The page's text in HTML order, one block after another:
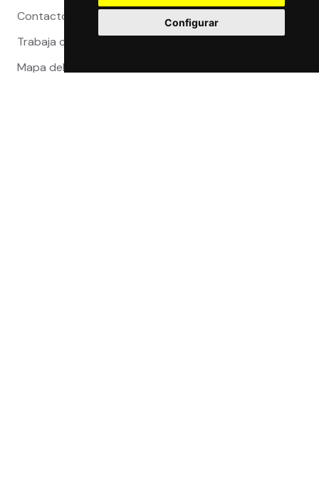
Configurar
Contacto
Trabaja con nosotros
Mapa del sitio